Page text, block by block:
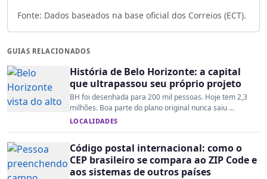
Fonte: Dados baseados na base oficial dos Correios (ECT).
GUIAS RELACIONADOS
História de Belo Horizonte: a capital
que ultrapassou seu próprio projeto
BH foi desenhada para 200 mil pessoas. Hoje tem 2,3
milhões. Boa parte do plano original nunca saiu ...
LOCALIDADES
Código postal internacional: como o
CEP brasileiro se compara ao ZIP Code e
aos sistemas de outros países